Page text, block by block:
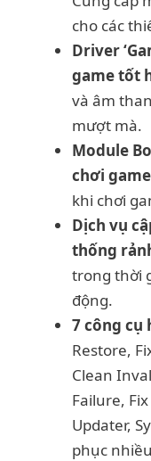
cho các
Driver
game tốt
và âm
mượt mà.
Module
chơi
khi chơi
Dịch vụ
thống
trong thời
động.
7 công cụ
Restore,
Clean
Failure,
Updater,
phục